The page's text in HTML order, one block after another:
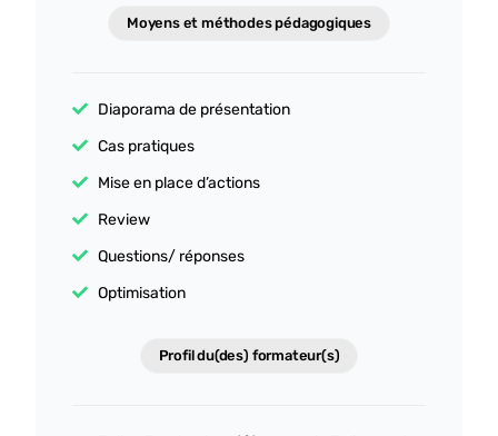
pour sa pédagogie, sa bienveillance et sa capacité à
méthode de travail et une nouvelle façon d'aborder
LinkedIn.
personnes qui souhaitent développer une présence
LinkedIn efficace, authentique et durable.
cette belle expérience !
Moyens et méthodes pédagogiques
Diaporama de présentation
Cas pratiques
Mise en place d’actions
Review
Questions/ réponses
Optimisation
Profil du(des) formateur(s)